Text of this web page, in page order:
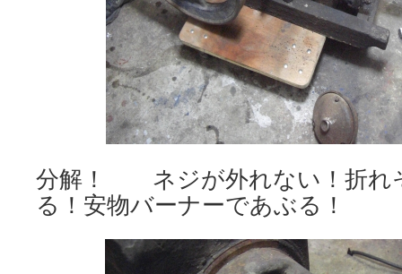
分解！ ネジが外れない！折れ
る！安物バーナーであぶる！